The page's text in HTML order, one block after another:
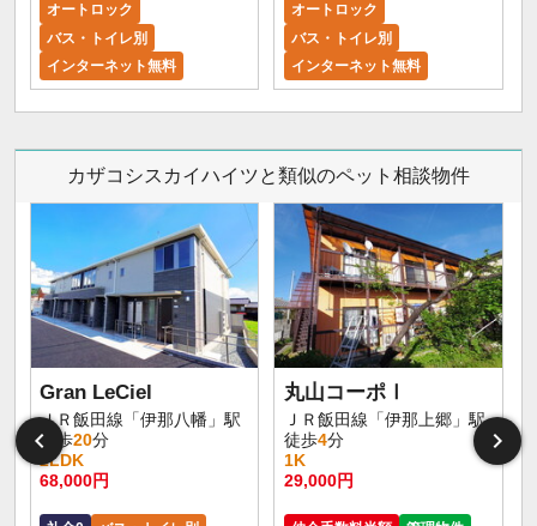
オートロック
バス・トイレ別
インターネット無料
オートロック
バス・トイレ別
インターネット無料
カザコシスカイハイツと類似のペット相談物件
Gran LeCiel
ＪＲ飯田線「伊那八幡」駅
徒歩20分
2LDK
68,000円
丸山コーポⅠ
ＪＲ飯田線「伊那上郷」駅
徒歩4分
1K
29,000円